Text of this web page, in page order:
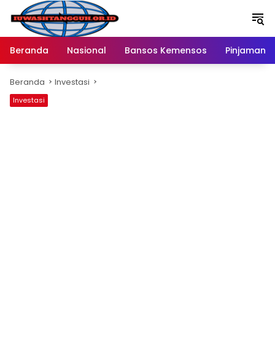
Langsung
konten
Beranda
Nasional Bansos Kemensos Pinjaman
Beranda Investasi
Investasi